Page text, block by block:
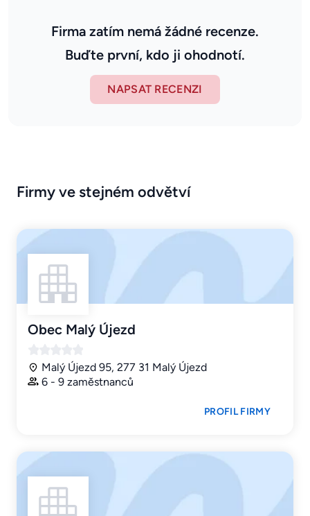
Firma zatím nemá žádné recenze.
Buďte první, kdo ji ohodnotí.
NAPSAT RECENZI
Firmy ve stejném odvětví
Obec Malý Újezd
Malý Újezd 95, 277 31 Malý Újezd
6 - 9 zaměstnanců
PROFIL FIRMY